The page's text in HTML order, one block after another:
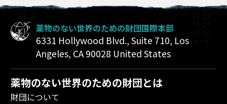
薬物のない世界のための財団国際本部
6331 Hollywood Blvd., Suite 710, Los
Angeles, CA 90028 United States
薬物のない世界のための財団とは
財団について